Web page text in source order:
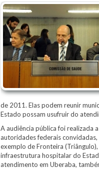
de 2011. Elas podem reunir
Estado possam usufruir do
A audiência pública foi realizada
autoridades federais
exemplo de Fronteira
infraestrutura hospitalar do
atendimento em Uberaba,